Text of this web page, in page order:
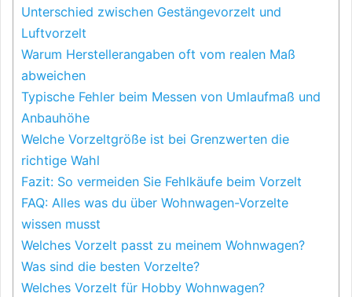
Unterschied zwischen Gestängevorzelt und
Luftvorzelt
Warum Herstellerangaben oft vom realen Maß
abweichen
Typische Fehler beim Messen von Umlaufmaß und
Anbauhöhe
Welche Vorzeltgröße ist bei Grenzwerten die
richtige Wahl
Fazit: So vermeiden Sie Fehlkäufe beim Vorzelt
FAQ: Alles was du über Wohnwagen-Vorzelte
wissen musst
Welches Vorzelt passt zu meinem Wohnwagen?
Was sind die besten Vorzelte?
Welches Vorzelt für Hobby Wohnwagen?